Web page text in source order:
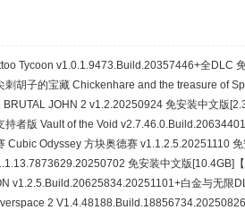
Tycoon v1.0.1.9473.Build.20357446+全DLC
刺胡子的宝藏 Chickenhare and the treasure of
全DLC 免安装中文版[13.4GB]
BRUTAL JOHN 2 v1.2.20250924 免安装中文版
持者版 Vault of the Void
安装中文版[668MB]
Cubic Odyssey 方块奥德赛 v1.1.2.5.20251110
免安装中文版[10.4GB]
v1.2.5.Build.20625834.20251101+白金与无限
2